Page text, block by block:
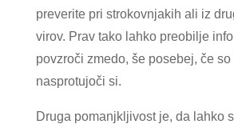
preverite pri strokovnjakih ali iz
virov. Prav tako lahko preobilje
povzroči zmedo, še posebej, če so
nasprotujoči si.
Druga pomanjkljivost je, da lahko